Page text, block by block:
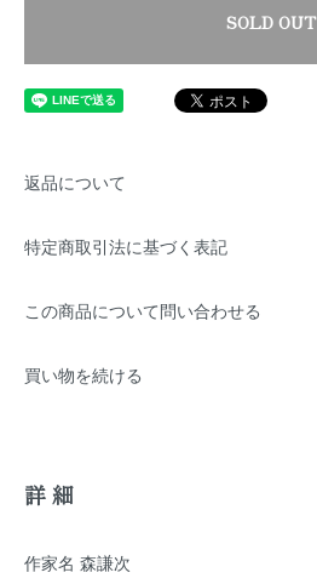
SOLD OUT
返品について
特定商取引法に基づく表記
この商品について問い合わせる
買い物を続ける
詳細
作家名 森謙次